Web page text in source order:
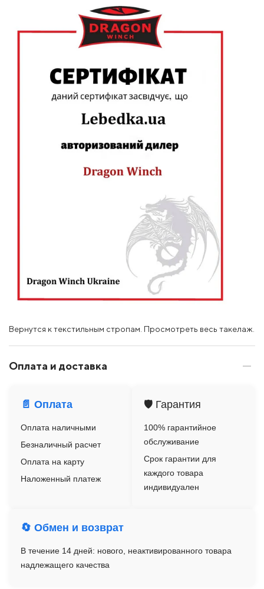
Вернутся к текстильным стропам. Просмотреть весь такелаж.
Оплата и доставка
📄 Оплата
Оплата наличными
Безналичный расчет
Оплата на карту
Наложенный платеж
🛡️ Гарантия
100% гарантийное
обслуживание
Срок гарантии для
каждого товара
индивидуален
🔄 Обмен и возврат
В течение 14 дней: нового, неактивированного товара
надлежащего качества